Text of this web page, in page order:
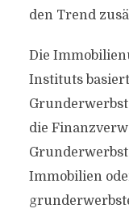
den Trend
Die
Instituts
die
Immobilien